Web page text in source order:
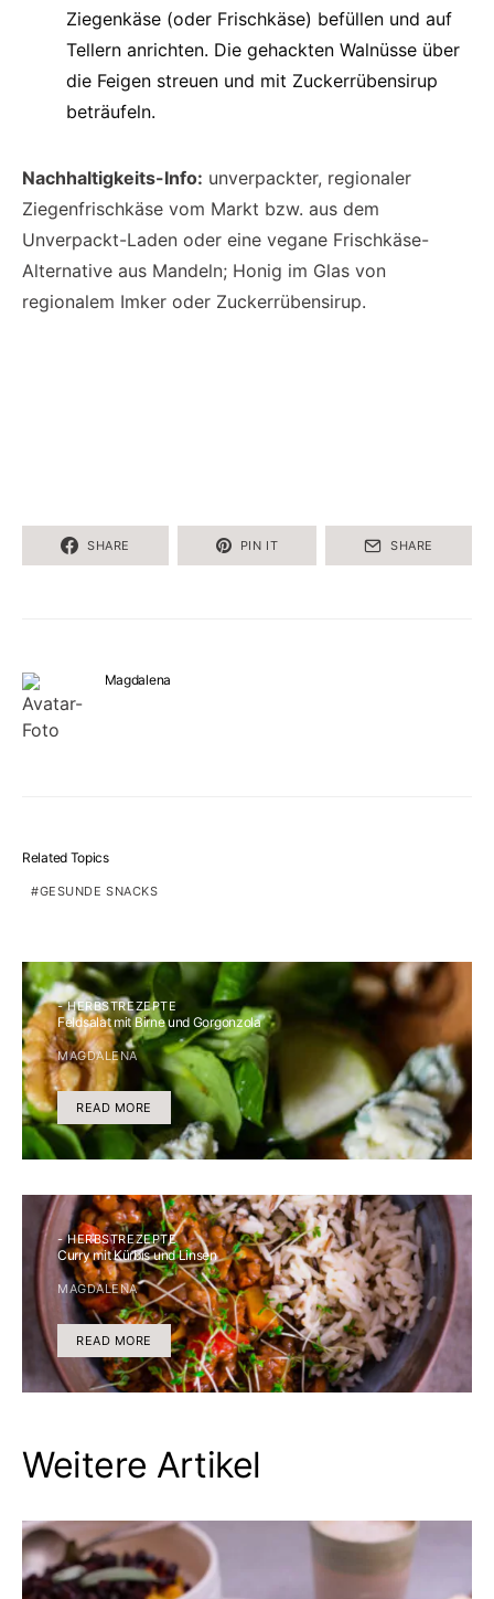
Ziegenkäse (oder Frischkäse) befüllen und auf
Tellern anrichten. Die gehackten Walnüsse über
die Feigen streuen und mit Zuckerrübensirup
beträufeln.
Nachhaltigkeits-Info: unverpackter, regionaler
Ziegenfrischkäse vom Markt bzw. aus dem
Unverpackt-Laden oder eine vegane Frischkäse-
Alternative aus Mandeln; Honig im Glas von
regionalem Imker oder Zuckerrübensirup.
SHARE PIN IT SHARE
Magdalena
Related Topics
GESUNDE SNACKS
- HERBSTREZEPTE
Feldsalat mit Birne und Gorgonzola
MAGDALENA
READ MORE
- HERBSTREZEPTE
Curry mit Kürbis und Linsen
MAGDALENA
READ MORE
Weitere Artikel